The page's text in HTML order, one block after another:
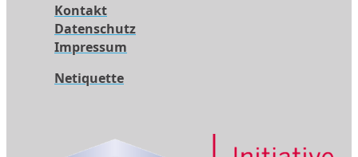
Kontakt
Datenschutz
Impressum
Netiquette